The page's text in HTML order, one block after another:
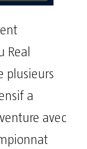
Real
plusieurs
a
avec